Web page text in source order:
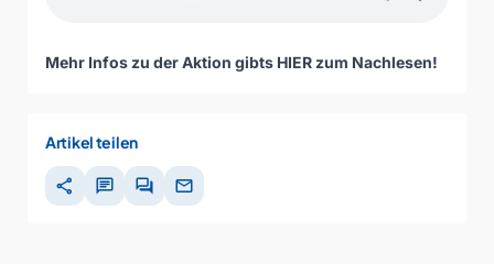
Mehr Infos zu der Aktion gibts HIER zum Nachlesen!
Artikel teilen
share chat forum mail